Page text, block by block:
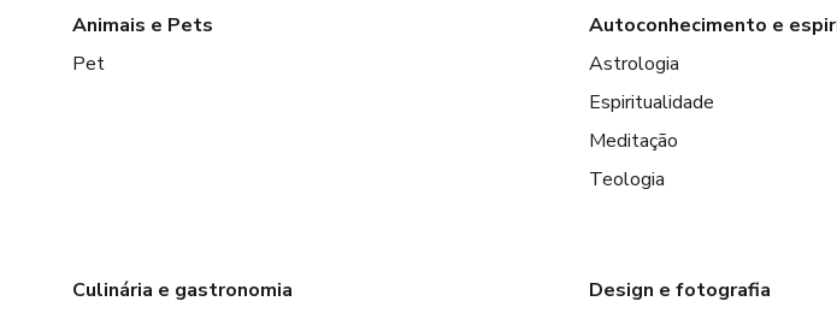
Animais e Pets
Pet
Autoconhecimento e
Astrologia
Espiritualidade
Meditação
Teologia
Culinária e gastronomia
Design e fotografia